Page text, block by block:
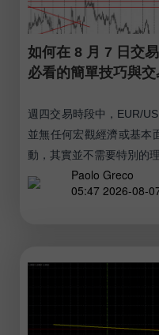
如何在 8 月 7 日交
必看的簡單技巧與
週四交易時段中，EUR/
並無任何宏觀經濟或基本
動，其實並不需要特別的
Paolo Greco
05:47 2026-08-